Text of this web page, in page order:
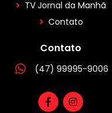
TV Jornal da Manhã
Contato
Contato
(47) 99995-9006